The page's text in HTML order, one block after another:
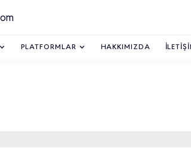
PLATFORMLAR HAKKIMIZDA